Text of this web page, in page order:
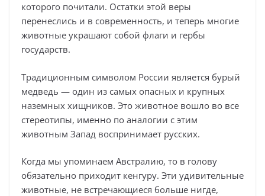
которого почитали. Остатки этой веры
перенеслись и в современность, и теперь многие
животные украшают собой флаги и гербы
государств.
Традиционным символом России является бурый
медведь — один из самых опасных и крупных
наземных хищников. Это животное вошло во все
стереотипы, именно по аналогии с этим
животным Запад воспринимает русских.
Когда мы упоминаем Австралию, то в голову
обязательно приходит кенгуру. Эти удивительные
животные, не встречающиеся больше нигде,